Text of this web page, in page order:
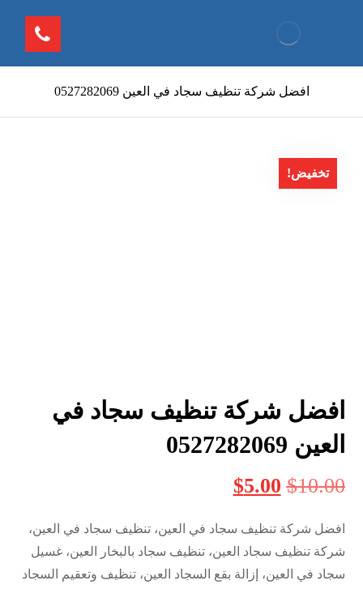
افضل شركة تنظيف سجاد في العين 0527282069
تخفيض!
افضل شركة تنظيف سجاد في
العين 0527282069
$10.00
$5.00
افضل شركة تنظيف سجاد في العين، تنظيف سجاد في العين،
شركة تنظيف سجاد العين، تنظيف سجاد بالبخار العين، غسيل
سجاد في العين، إزالة بقع السجاد العين، تنظيف وتعقيم السجاد